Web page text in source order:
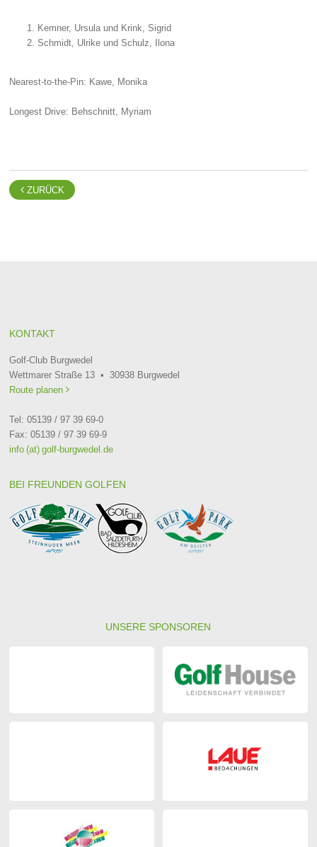
Kemner, Ursula und Krink, Sigrid
Schmidt, Ulrike und Schulz, Ilona
Nearest-to-the-Pin: Kawe, Monika
Longest Drive: Behschnitt, Myriam
ZURÜCK
KONTAKT
Golf-Club Burgwedel
Wettmarer Straße 13 • 30938 Burgwedel
Route planen
Tel: 05139 / 97 39 69-0
Fax: 05139 / 97 39 69-9
info (at) golf-burgwedel.de
BEI FREUNDEN GOLFEN
UNSERE SPONSOREN